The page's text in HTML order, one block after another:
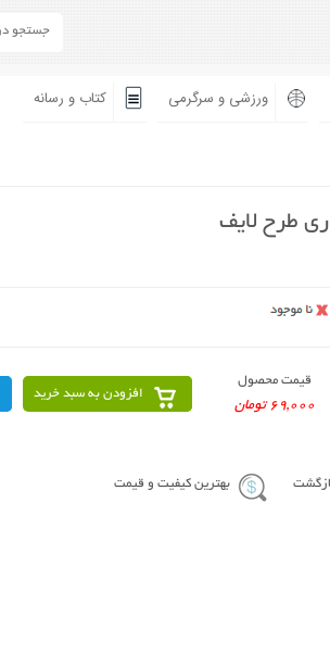
ورزشی و سرگرمی کتاب و رسانه
طرح لایف
قیمت محصول
69,000 تومان
افزودن به سبد خرید
بهترین کیفیت و قیمت